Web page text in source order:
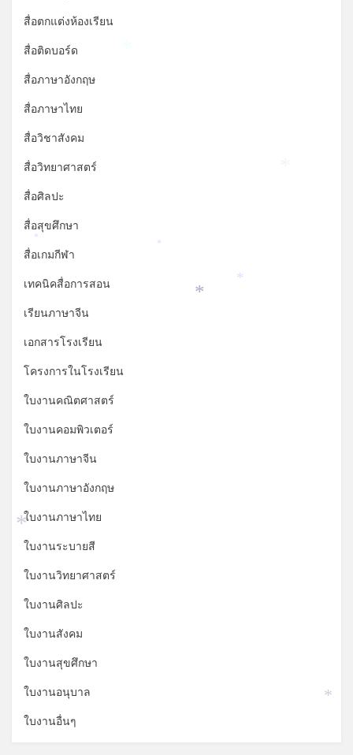
สื่อตกแต่งห้องเรียน
สื่อติดบอร์ด
สื่อภาษาอังกฤษ
สื่อภาษาไทย
สื่อวิชาสังคม
สื่อวิทยาศาสตร์
สื่อศิลปะ
สื่อสุขศึกษา
สื่อเกมกีฬา
เทคนิคสื่อการสอน
เรียนภาษาจีน
เอกสารโรงเรียน
โครงการในโรงเรียน
ใบงานคณิตศาสตร์
ใบงานคอมพิวเตอร์
ใบงานภาษาจีน
ใบงานภาษาอังกฤษ
ใบงานภาษาไทย
ใบงานระบายสี
ใบงานวิทยาศาสตร์
ใบงานศิลปะ
ใบงานสังคม
ใบงานสุขศึกษา
ใบงานอนุบาล
ใบงานอื่นๆ
*